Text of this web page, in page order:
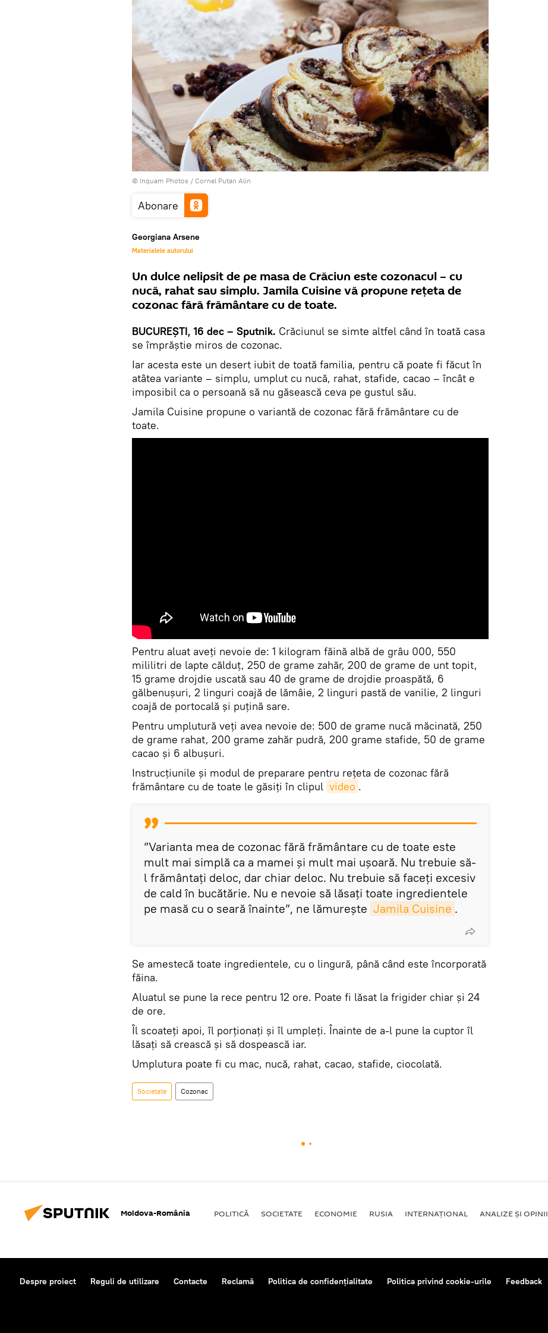
© Inquam Photos / Cornel Putan Alin
Abonare
Georgiana Arsene
Materialele autorului
Un dulce nelipsit de pe masa de Crăciun este cozonacul – cu
nucă, rahat sau simplu. Jamila Cuisine vă propune rețeta de
cozonac fără frământare cu de toate.
BUCUREȘTI, 16 dec – Sputnik. Crăciunul se simte altfel când în toată casa
se împrăștie miros de cozonac.
Iar acesta este un desert iubit de toată familia, pentru că poate fi făcut în
atâtea variante – simplu, umplut cu nucă, rahat, stafide, cacao – încât e
imposibil ca o persoană să nu găsească ceva pe gustul său.
Jamila Cuisine propune o variantă de cozonac fără frământare cu de
toate.
Pentru aluat aveți nevoie de: 1 kilogram făină albă de grâu 000, 550
mililitri de lapte călduț, 250 de grame zahăr, 200 de grame de unt topit,
15 grame drojdie uscată sau 40 de grame de drojdie proaspătă, 6
gălbenușuri, 2 linguri coajă de lămâie, 2 linguri pastă de vanilie, 2 linguri
coajă de portocală și puțină sare.
Pentru umplutură veți avea nevoie de: 500 de grame nucă măcinată, 250
de grame rahat, 200 grame zahăr pudră, 200 grame stafide, 50 de grame
cacao și 6 albușuri.
Instrucțiunile și modul de preparare pentru rețeta de cozonac fără
frământare cu de toate le găsiți în clipul video .
”Varianta mea de cozonac fără frământare cu de toate este
mult mai simplă ca a mamei și mult mai ușoară. Nu trebuie să-
l frământați deloc, dar chiar deloc. Nu trebuie să faceți excesiv
de cald în bucătărie. Nu e nevoie să lăsați toate ingredientele
pe masă cu o seară înainte”, ne lămurește Jamila Cuisine .
Se amestecă toate ingredientele, cu o lingură, până când este încorporată
făina.
Aluatul se pune la rece pentru 12 ore. Poate fi lăsat la frigider chiar și 24
de ore.
Îl scoateți apoi, îl porționați și îl umpleți. Înainte de a-l pune la cuptor îl
lăsați să crească și să dospească iar.
Umplutura poate fi cu mac, nucă, rahat, cacao, stafide, ciocolată.
Societate Cozonac
Moldova-România POLITICĂ SOCIETATE ECONOMIE RUSIA INTERNAŢIONAL ANALIZE ȘI OPINII
Despre proiect Reguli de utilizare Contacte Reclamă Politica de confidențialitate Politica privind cookie-urile Feedback